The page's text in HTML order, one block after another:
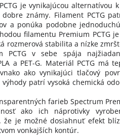
je vynikajúcou alternatívou k
známy. Filament PCTG
a ponúka podobne
filamentu Premium PCTG
rozmerová stabilita a nízke
PCTG v sebe spája
a PET-G. Materiál PCTG má
ako vynikajúci tlačový
patrí vysoká chemická
farieb Spectrum
ako ich náprotivky
že je možné dosiahnuť efekt
vonkajších kontúr.